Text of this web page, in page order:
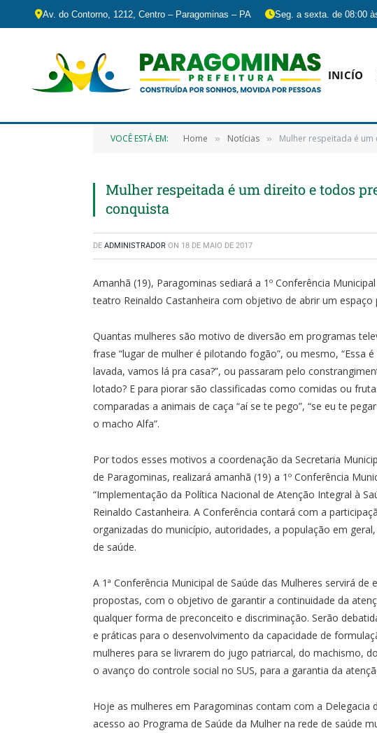
Av. do Contorno, 1212, Centro – Paragominas – PA Seg. a sexta. de 08:00
INICÍO
VOCÊ ESTÁ EM: Home » Notícias » Mulher respeitada é
Mulher respeitada é um direito e todos
conquista
DE ADMINISTRADOR ON 18 DE MAIO DE 2017
Amanhã (19), Paragominas sediará a 1º Conferência
teatro Reinaldo Castanheira com objetivo de abrir um
Quantas mulheres são motivo de diversão em programas
frase “lugar de mulher é pilotando fogão”, ou mesmo, “Essa
lavada, vamos lá pra casa?”, ou passaram pelo
lotado? E para piorar são classificadas como comidas ou
comparadas a animais de caça “aí se te pego”, “se eu te
o macho Alfa”.
Por todos esses motivos a coordenação da Secretaria
de Paragominas, realizará amanhã (19) a 1º Conferência
“Implementação da Política Nacional de Atenção Integral à
Reinaldo Castanheira. A Conferência contará com a
organizadas do município, autoridades, a população em
de saúde.
A 1ª Conferência Municipal de Saúde das Mulheres servirá
propostas, com o objetivo de garantir a continuidade da
qualquer forma de preconceito e discriminação. Serão
e práticas para o desenvolvimento da capacidade de
mulheres para se livrarem do jugo patriarcal, do machismo,
o avanço do controle social no SUS, para a garantia da
Hoje as mulheres em Paragominas contam com a
acesso ao Programa de Saúde da Mulher na rede de saúde